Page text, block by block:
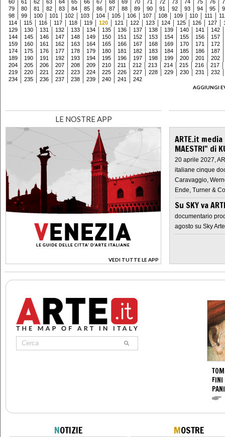
60 61 62 63 64 65 66 67 68 69 70 71 72 73 74 75 76
79
80 81 82 83 84 85 86 87 88 89 90 91 92 93 94 95
98
99 100 101 102 103 104 105 106 107 108 109 110 111
114
115 116 117 118 119 120 121 122 123 124 125 126 127
129
130 131 132 133 134 135 136 137 138 139 140 141
142
144
145 146 147 148 149 150 151 152 153 154 155 156
157
159
160 161 162 163 164 165 166 167 168 169 170 171
172
174
175 176 177 178 179 180 181 182 183 184 185 186
187
189
190 191 192 193 194 195 196 197 198 199 200 201
202
204
205 206 207 208 209 210 211 212 213 214 215 216
217
219
220 221 222 223 224 225 226 227 228 229 230 231
232
234
235 236 237 238 239 240 241
242
AGGIUNGI
LE NOSTRE APP
VEDI TUTTE LE APP
>
ARTE.it
MAESTRI" di
20 aprile 2027,
italiane cinque
Caravaggio,
Ende, Turner &
Su SKY va
documentario
agosto su Sky Arte
FINI
NOTIZIE MOSTRE